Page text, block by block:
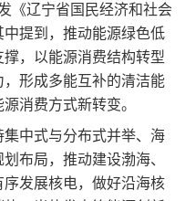
《辽宁省国民经济和社会
提到，推动能源绿色低
，以能源消费结构转型
形成多能互补的清洁能
消费方式新转变。
中式与分布式并举、海
布局，推动建设渤海、
发展核电，做好沿海核